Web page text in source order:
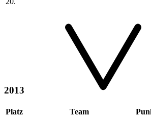
2013
Platz Team